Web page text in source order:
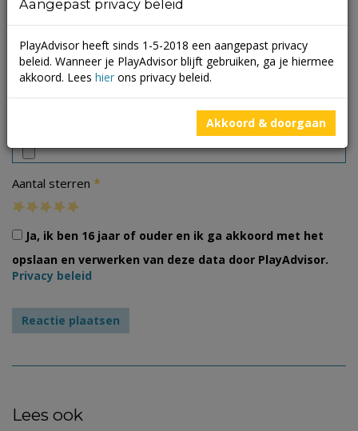
Aantal sterren *
Ja, ik ben 16 jaar of ouder en ik ga akkoord met het
opslaan en verwerken van deze data door PlayAdvisor.
Privacy beleid
Lees ook
Aangepast privacy beleid
PlayAdvisor heeft sinds 1-5-2018 een aangepast privacy
beleid. Wanneer je PlayAdvisor blijft gebruiken, ga je hiermee
akkoord. Lees hier ons privacy beleid.
Akkoord & doorgaan